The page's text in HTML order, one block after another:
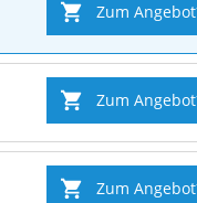
Zum Angebot
Zum Angebot
Zum Angebot